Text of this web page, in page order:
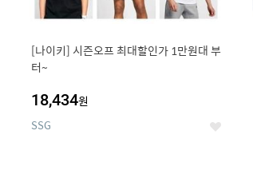
[나이키] 시즌오프 최대할인가 1만원대 부
터~
18,434원
SSG 좋